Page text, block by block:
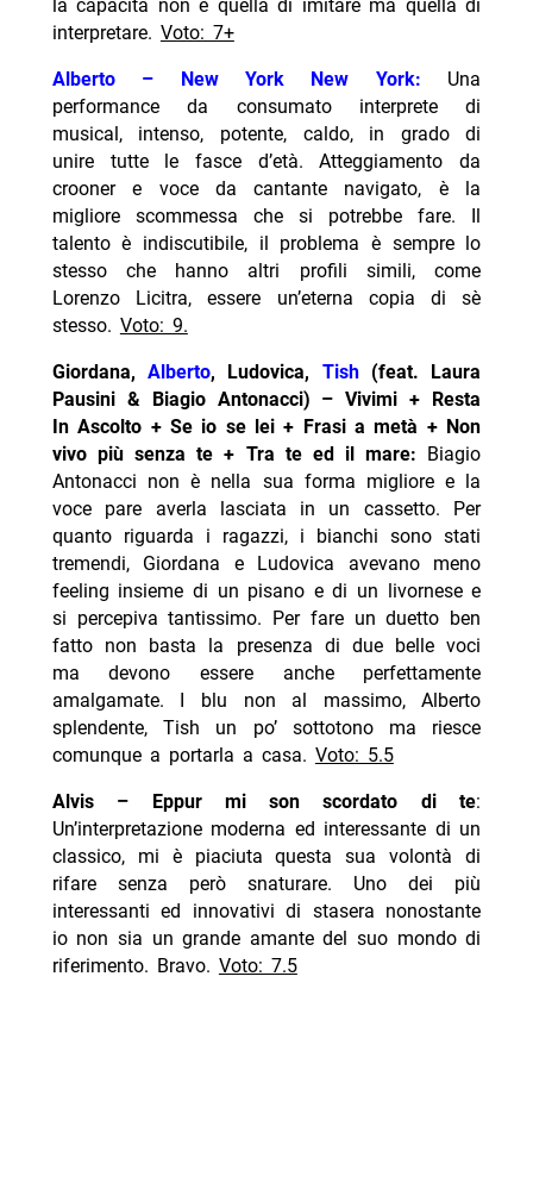
la capacità non è quella di imitare ma quella di
interpretare. Voto: 7+
Alberto – New York New York: Una
performance da consumato interprete di
musical, intenso, potente, caldo, in grado di
unire tutte le fasce d’età. Atteggiamento da
crooner e voce da cantante navigato, è la
migliore scommessa che si potrebbe fare. Il
talento è indiscutibile, il problema è sempre lo
stesso che hanno altri profili simili, come
Lorenzo Licitra, essere un’eterna copia di sè
stesso. Voto: 9.
Giordana,Alberto, Ludovica, Tish(feat. Laura
Pausini & Biagio Antonacci) – Vivimi + Resta
In Ascolto + Se io se lei + Frasi a metà + Non
vivo più senza te + Tra te ed il mare: Biagio
Antonacci non è nella sua forma migliore e la
voce pare averla lasciata in un cassetto. Per
quanto riguarda i ragazzi, i bianchi sono stati
tremendi, Giordana e Ludovica avevano meno
feeling insieme di un pisano e di un livornese e
si percepiva tantissimo. Per fare un duetto ben
fatto non basta la presenza di due belle voci
ma devono essere anche perfettamente
amalgamate. I blu non al massimo, Alberto
splendente, Tish un po’ sottotono ma riesce
comunque a portarla a casa. Voto: 5.5
Alvis – Eppur mi son scordato di te:
Un’interpretazione moderna ed interessante di un
classico, mi è piaciuta questa sua volontà di
rifare senza però snaturare. Uno dei più
interessanti ed innovativi di stasera nonostante
io non sia un grande amante del suo mondo di
riferimento. Bravo. Voto: 7.5